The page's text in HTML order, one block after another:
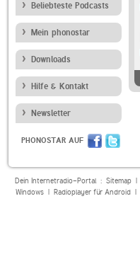
Beliebteste Podcasts
Mein phonostar
Downloads
Hilfe & Kontakt
Newsletter
PHONOSTAR AUF
Dein Internetradio-Portal : Sitemap|
Windows| Radioplayer für Android|